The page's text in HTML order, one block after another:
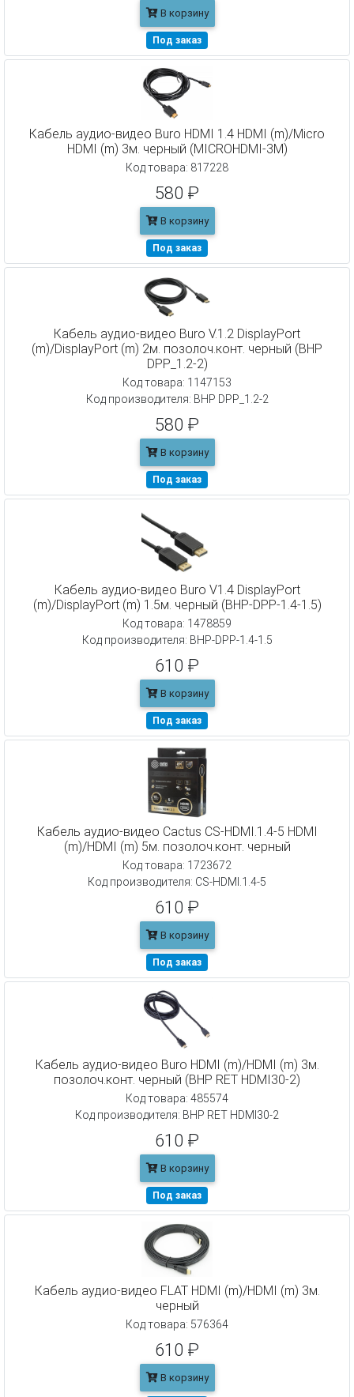
В корзину
Под заказ
Кабель аудио-видео Buro HDMI 1.4 HDMI (m)/Micro
HDMI (m) 3м. черный (MICROHDMI-3M)
Код товара: 817228
580 ₽
В корзину
Под заказ
Кабель аудио-видео Buro V.1.2 DisplayPort
(m)/DisplayPort (m) 2м. позолоч.конт. черный (BHP
DPP_1.2-2)
Код товара: 1147153
Код производителя: BHP DPP_1.2-2
580 ₽
В корзину
Под заказ
Кабель аудио-видео Buro V1.4 DisplayPort
(m)/DisplayPort (m) 1.5м. черный (BHP-DPP-1.4-1.5)
Код товара: 1478859
Код производителя: BHP-DPP-1.4-1.5
610 ₽
В корзину
Под заказ
Кабель аудио-видео Cactus CS-HDMI.1.4-5 HDMI
(m)/HDMI (m) 5м. позолоч.конт. черный
Код товара: 1723672
Код производителя: CS-HDMI.1.4-5
610 ₽
В корзину
Под заказ
Кабель аудио-видео Buro HDMI (m)/HDMI (m) 3м.
позолоч.конт. черный (BHP RET HDMI30-2)
Код товара: 485574
Код производителя: BHP RET HDMI30-2
610 ₽
В корзину
Под заказ
Кабель аудио-видео FLAT HDMI (m)/HDMI (m) 3м.
черный
Код товара: 576364
610 ₽
В корзину